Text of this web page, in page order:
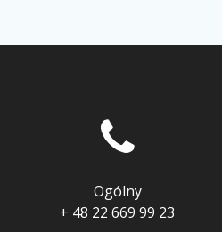
Ogólny
+ 48 22 669 99 23